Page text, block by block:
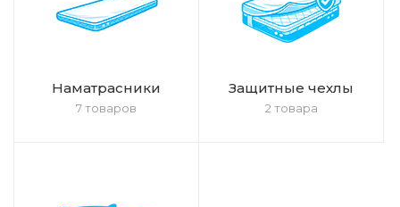
Наматрасники
7 товаров
Защитные чехлы
2 товара